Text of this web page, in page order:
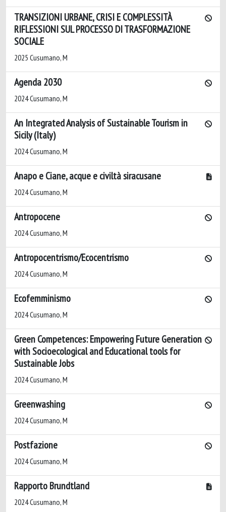
TRANSIZIONI URBANE, CRISI E COMPLESSITÀ
RIFLESSIONI SUL PROCESSO DI TRASFORMAZIONE
SOCIALE
2025 Cusumano, M
Agenda 2030
2024 Cusumano, M
An Integrated Analysis of Sustainable Tourism in
Sicily (Italy)
2024 Cusumano, M
Anapo e Ciane, acque e civiltà siracusane
2024 Cusumano, M
Antropocene
2024 Cusumano, M
Antropocentrismo/Ecocentrismo
2024 Cusumano, M
Ecofemminismo
2024 Cusumano, M
Green Competences: Empowering Future Generation
with Socioecological and Educational tools for
Sustainable Jobs
2024 Cusumano, M
Greenwashing
2024 Cusumano, M
Postfazione
2024 Cusumano, M
Rapporto Brundtland
2024 Cusumano, M